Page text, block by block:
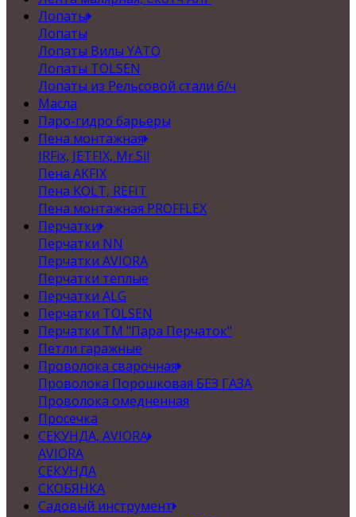
Лопаты
Лопаты
Лопаты Вилы YATO
Лопаты TOLSEN
Лопаты из Рельсовой стали б/ч
Масла
Паро-гидро барьеры
Пена монтажная
IRFix, JETFIX, Mr.Sil
Пена AKFIX
Пена KOLT, REFIT
Пена монтажная PROFFLEX
Перчатки
Перчатки NN
Перчатки AVIORA
Перчатки теплые
Перчатки ALG
Перчатки TOLSEN
Перчатки ТМ "Пара Перчаток"
Петли гаражные
Проволока сварочная
Проволока Порошковая БЕЗ ГАЗА
Проволока омедненная
Просечка
СЕКУНДА, AVIORA
AVIORA
СЕКУНДА
СКОБЯНКА
Садовый инструмент